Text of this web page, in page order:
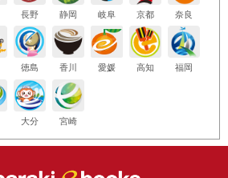
長野 静岡 岐阜 京都 奈良
徳島 香川 愛媛 高知 福岡
大分 宮崎